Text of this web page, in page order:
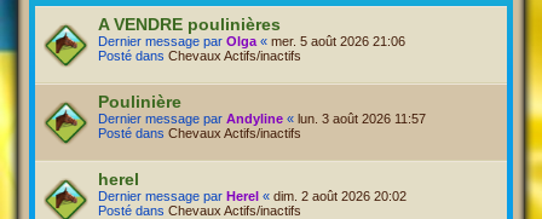
A VENDRE poulinières
Dernier message par Olga « mer. 5 août 2026 21:06
Posté dans Chevaux Actifs/inactifs
Poulinière
Dernier message par Andyline « lun. 3 août 2026 11:57
Posté dans Chevaux Actifs/inactifs
herel
Dernier message par Herel « dim. 2 août 2026 20:02
Posté dans Chevaux Actifs/inactifs